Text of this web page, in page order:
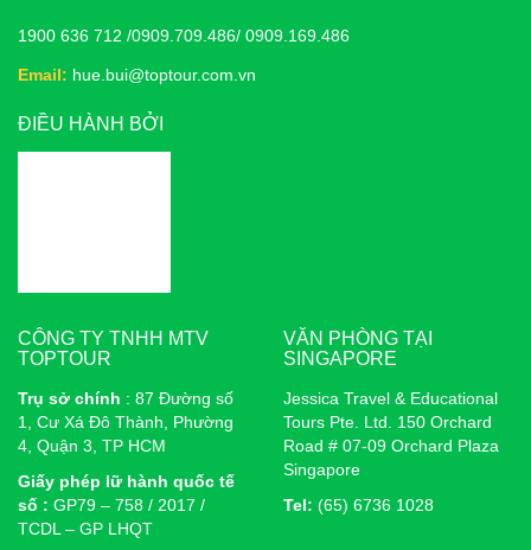
1900 636 712 /0909.709.486/ 0909.169.486
Email: hue.bui@toptour.com.vn
ĐIỀU HÀNH BỞI
CÔNG TY TNHH MTV
TOPTOUR
Trụ sở chính : 87 Đường số
1, Cư Xá Đô Thành, Phường
4, Quận 3, TP HCM
Giấy phép lữ hành quốc tế
số : GP79 – 758 / 2017 /
TCDL – GP LHQT
VĂN PHÒNG TẠI
SINGAPORE
Jessica Travel & Educational
Tours Pte. Ltd. 150 Orchard
Road # 07-09 Orchard Plaza
Singapore
Tel: (65) 6736 1028